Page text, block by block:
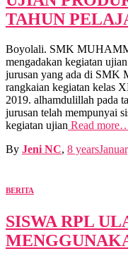
TAHUN
Boyolali. SMK
mengadakan kegiatan
jurusan yang ada di SMK
rangkaian kegiatan kelas
2019. alhamdulillah pada
jurusan telah mempunyai
kegiatan ujian Read
By Jeni NC, 8 years
BERITA
SISWA RPL